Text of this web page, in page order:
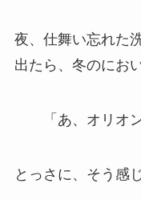
夜、仕舞い忘れた
出たら、冬のにお
「あ、オリオン
とっさに、そう感